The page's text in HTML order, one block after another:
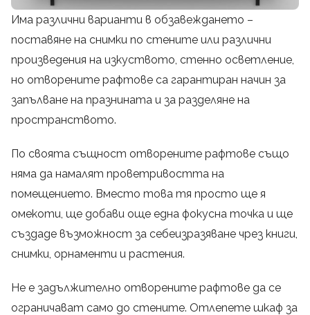
Има различни варианти в обзавеждането –
поставяне на снимки по стените или различни
произведения на изкуството, стенно осветление,
но отворените рафтове са гарантиран начин за
запълване на празнината и за разделяне на
пространството.
По своята същност отворените рафтове също
няма да намалят проветривостта на
помещението. Вместо това тя просто ще я
омекоти, ще добави още една фокусна точка и ще
създаде възможност за себеизразяване чрез книги,
снимки, орнаменти и растения.
Не е задължително отворените рафтове да се
ограничават само до стените. Отлепете шкаф за